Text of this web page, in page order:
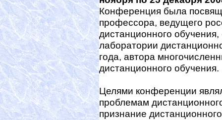
Конференция была
профессора, ведущего
дистанционного
лаборатории
года, автора
дистанционного обучения.
Целями конференции
проблемам
признание